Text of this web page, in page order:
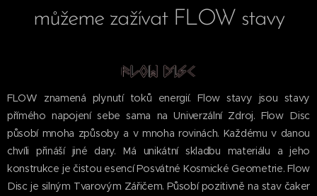
můžeme zažívat FLOW stavy
FLOW znamená plynutí toků energií. Flow stavy jsou stavy
přímého napojení sebe sama na Univerzální Zdroj. Flow Disc
působí mnoha způsoby a v mnoha rovinách. Každému v danou
chvíli přináší jiné dary. Má unikátní skladbu materiálu a jeho
konstrukce je čistou esencí Posvátné Kosmické Geometrie. Flow
Disc je silným Tvarovým Zářičem. Působí pozitivně na stav čaker